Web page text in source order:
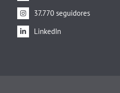
37.770 seguidores
LinkedIn